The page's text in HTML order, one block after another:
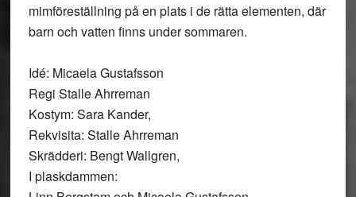
mimföreställning på en plats i de rätta elementen, där
barn och vatten finns under sommaren.
Idé: Micaela Gustafsson
Regi Stalle Ahrreman
Kostym: Sara Kander,
Rekvisita: Stalle Ahrreman
Skrädderi: Bengt Wallgren,
I plaskdammen: